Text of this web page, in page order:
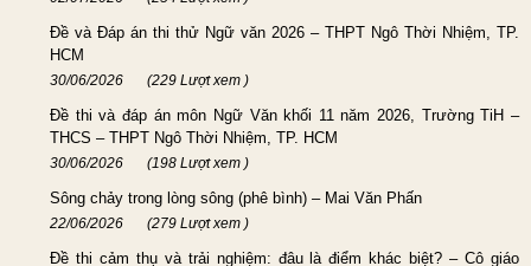
Đề và Đáp án thi thử Ngữ văn 2026 – THPT Ngô Thời Nhiệm, TP.
HCM
30/06/2026 (229 Lượt xem )
Đề thi và đáp án môn Ngữ Văn khối 11 năm 2026, Trường TiH –
THCS – THPT Ngô Thời Nhiệm, TP. HCM
30/06/2026 (198 Lượt xem )
Sông chảy trong lòng sông (phê bình) – Mai Văn Phấn
22/06/2026 (279 Lượt xem )
Đề thi cảm thụ và trải nghiệm: đâu là điểm khác biệt? – Cô giáo